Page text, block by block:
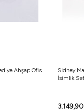
Ahşap Ofis
Sidney
İsimlik
3.149,90